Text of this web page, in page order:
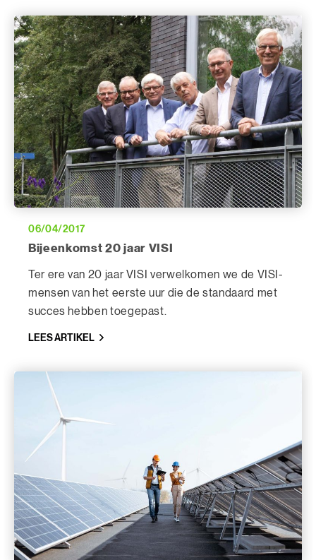
06/04/2017
Bijeenkomst 20 jaar VISI
Ter ere van 20 jaar VISI verwelkomen we de VISI-
mensen van het eerste uur die de standaard met
succes hebben toegepast.
LEES ARTIKEL